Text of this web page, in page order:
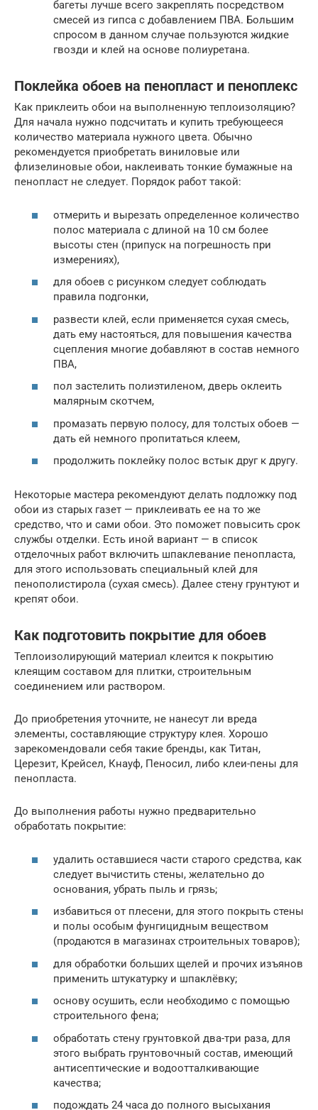
багеты лучше всего закреплять посредством
смесей из гипса с добавлением ПВА. Большим
спросом в данном случае пользуются жидкие
гвозди и клей на основе полиуретана.
Поклейка обоев на пенопласт и пеноплекс
Как приклеить обои на выполненную теплоизоляцию?
Для начала нужно подсчитать и купить требующееся
количество материала нужного цвета. Обычно
рекомендуется приобретать виниловые или
флизелиновые обои, наклеивать тонкие бумажные на
пенопласт не следует. Порядок работ такой:
отмерить и вырезать определенное количество
полос материала с длиной на 10 см более
высоты стен (припуск на погрешность при
измерениях),
для обоев с рисунком следует соблюдать
правила подгонки,
развести клей, если применяется сухая смесь,
дать ему настояться, для повышения качества
сцепления многие добавляют в состав немного
ПВА,
пол застелить полиэтиленом, дверь оклеить
малярным скотчем,
промазать первую полосу, для толстых обоев —
дать ей немного пропитаться клеем,
продолжить поклейку полос встык друг к другу.
Некоторые мастера рекомендуют делать подложку под
обои из старых газет — приклеивать ее на то же
средство, что и сами обои. Это поможет повысить срок
службы отделки. Есть иной вариант — в список
отделочных работ включить шпаклевание пенопласта,
для этого использовать специальный клей для
пенополистирола (сухая смесь). Далее стену грунтуют и
крепят обои.
Как подготовить покрытие для обоев
Теплоизолирующий материал клеится к покрытию
клеящим составом для плитки, строительным
соединением или раствором.
До приобретения уточните, не нанесут ли вреда
элементы, составляющие структуру клея. Хорошо
зарекомендовали себя такие бренды, как Титан,
Церезит, Крейсел, Кнауф, Пеносил, либо клеи-пены для
пенопласта.
До выполнения работы нужно предварительно
обработать покрытие:
удалить оставшиеся части старого средства, как
следует вычистить стены, желательно до
основания, убрать пыль и грязь;
избавиться от плесени, для этого покрыть стены
и полы особым фунгицидным веществом
(продаются в магазинах строительных товаров);
для обработки больших щелей и прочих изъянов
применить штукатурку и шпаклёвку;
основу осушить, если необходимо с помощью
строительного фена;
обработать стену грунтовкой два-три раза, для
этого выбрать грунтовочный состав, имеющий
антисептические и водоотталкивающие
качества;
подождать 24 часа до полного высыхания